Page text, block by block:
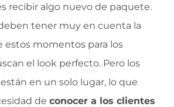
recibir algo nuevo de paquete.
tener muy en cuenta la
estos momentos para los
el look perfecto. Pero los
en un solo lugar, lo que
de conocer a los clientes